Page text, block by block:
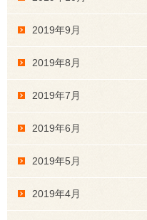
2019年9月
2019年8月
2019年7月
2019年6月
2019年5月
2019年4月